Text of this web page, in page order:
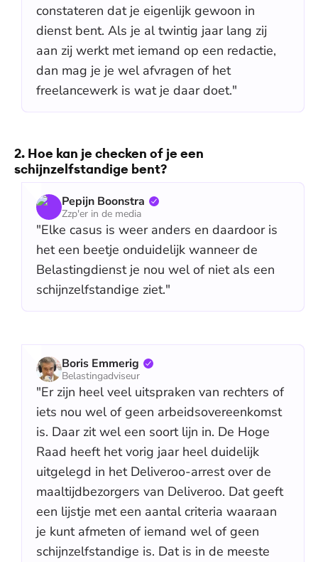
constateren dat je eigenlijk gewoon in
dienst bent. Als je al twintig jaar lang zij
aan zij werkt met iemand op een redactie,
dan mag je je wel afvragen of het
freelancewerk is wat je daar doet."
2. Hoe kan je checken of je een
schijnzelfstandige bent?
Pepijn Boonstra
Zzp'er in de media
"Elke casus is weer anders en daardoor is
het een beetje onduidelijk wanneer de
Belastingdienst je nou wel of niet als een
schijnzelfstandige ziet."
Boris Emmerig
Belastingadviseur
"Er zijn heel veel uitspraken van rechters of
iets nou wel of geen arbeidsovereenkomst
is. Daar zit wel een soort lijn in. De Hoge
Raad heeft het vorig jaar heel duidelijk
uitgelegd in het Deliveroo-arrest over de
maaltijdbezorgers van Deliveroo. Dat geeft
een lijstje met een aantal criteria waaraan
je kunt afmeten of iemand wel of geen
schijnzelfstandige is. Dat is in de meeste